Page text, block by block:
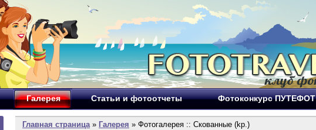
Галерея Статьи и фотоотчеты Фотоконкурс ПУТЕФОТ
Главная страница» Галерея » Фотогалерея :: Скованные (kp.)